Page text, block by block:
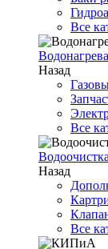
Все
Назад
Все
Водоочистка
Назад
Все